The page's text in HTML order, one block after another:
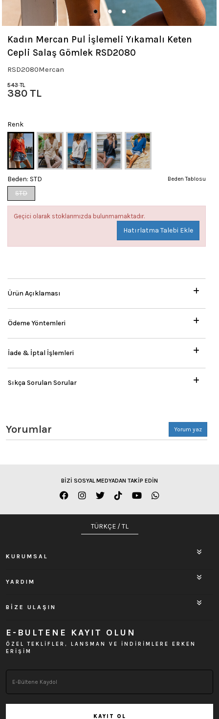
Kadın Mercan Pul İşlemeli Yıkamalı Keten
Cepli Salaş Gömlek RSD2080
RSD2080Mercan
543 TL
380 TL
Renk
Beden Tablosu
Beden: STD
STD
Geçici olarak stoklarımızda bulunmamaktadır.
Hatırlatma Talebi Ekle
Ürün Açıklaması
Ödeme Yöntemleri
İade & İptal İşlemleri
Sıkça Sorulan Sorular
Yorumlar Yorum yaz
BİZİ SOSYAL MEDYADAN TAKİP EDİN
TÜRKÇE / TL
KURUMSAL
YARDIM
BİZE ULAŞIN
E-BULTENE KAYIT OLUN
ÖZEL TEKLİFLER, LANSMAN VE İNDİRİMLERE ERKEN
ERİŞİM
KAYIT OL